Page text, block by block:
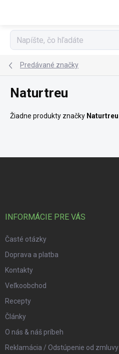
Predávané značky
Naturtreu
Žiadne produkty značky Naturtreu
INFORMÁCIE PRE VÁS
Časté otázky
Doprava a platba
Kontakty
Veľkoobchod
Recepty
Články
O nás & náš príbeh
Reklamácia / Odstúpenie od zmluvy